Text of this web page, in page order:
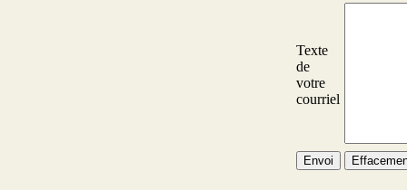
Texte
de
votre
courriel